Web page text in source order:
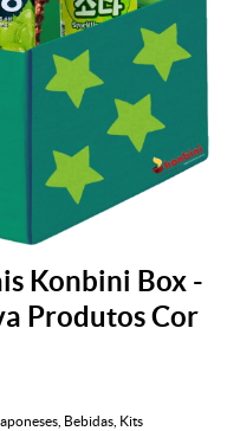
Konbini Box -
Produtos Cor
Bebidas Kits